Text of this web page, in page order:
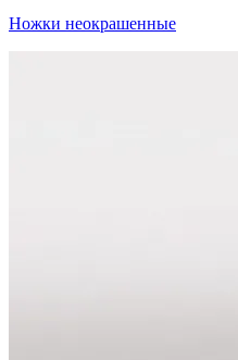
Ножки неокрашенные